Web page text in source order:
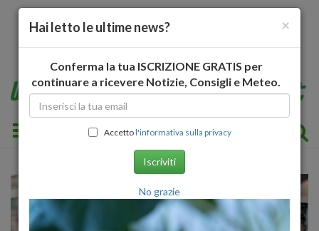
Toggle navigation
×
Hai letto le ultime news?
Conferma la tua ISCRIZIONE GRATIS per
continuare a ricevere Notizie, Consigli e Meteo.
Accettol'informativa sulla privacy
Iscriviti
No grazie